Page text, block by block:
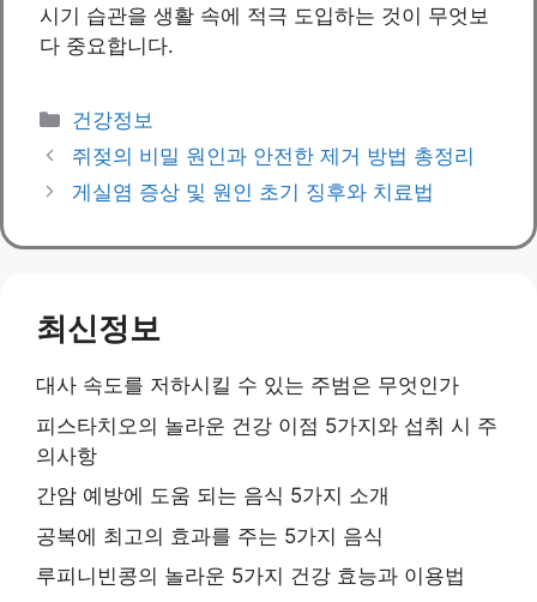
시기 습관을 생활 속에 적극 도입하는 것이 무엇보
다 중요합니다.
Categories
건강정보
쥐젖의 비밀 원인과 안전한 제거 방법 총정리
게실염 증상 및 원인 초기 징후와 치료법
최신정보
대사 속도를 저하시킬 수 있는 주범은 무엇인가
피스타치오의 놀라운 건강 이점 5가지와 섭취 시 주
의사항
간암 예방에 도움 되는 음식 5가지 소개
공복에 최고의 효과를 주는 5가지 음식
루피니빈콩의 놀라운 5가지 건강 효능과 이용법